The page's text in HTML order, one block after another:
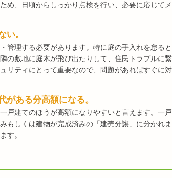
め、日頃からしっかり点検を行い、必要に応じてメ
い。
管理する必要があります。特に庭の手入れを怠ると
の敷地に庭木が飛び出たりして、住民トラブルに繋
リティにとって重要なので、問題があればすぐに対
ある分高額になる。
戸建てのほうが高額になりやすいと言えます。一戸
もしくは建物が完成済みの「建売分譲」に分かれま
す。